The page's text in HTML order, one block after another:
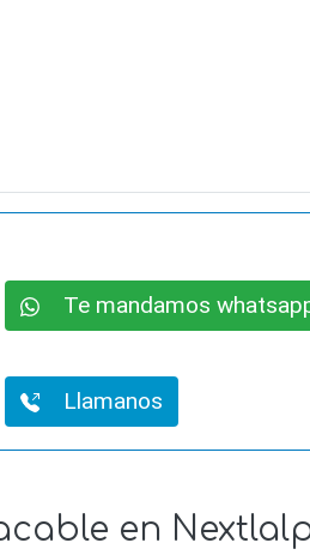
Te mandamos
Llamanos
en